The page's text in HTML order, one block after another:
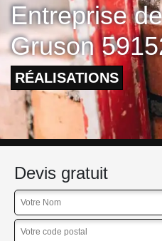
Entreprise
Gruson
RÉALISATIONS
Devis gratuit